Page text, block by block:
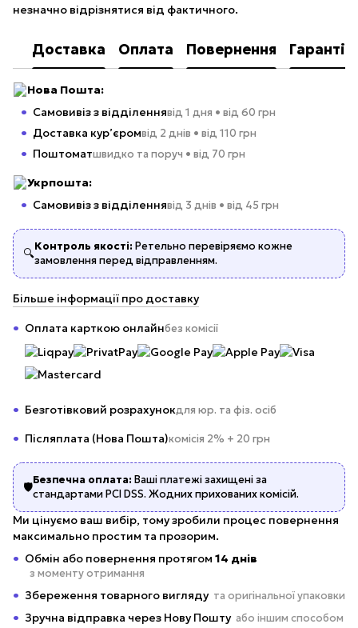
незначно відрізнятися від фактичного.
Доставка Оплата Повернення Гарантія
Нова Пошта:
Самовивіз з відділеннявід 1 дня • від 60 грн
Доставка кур’єромвід 2 днів • від 110 грн
Поштоматшвидко та поруч • від 70 грн
Укрпошта:
Самовивіз з відділеннявід 3 днів • від 45 грн
🔍
Контроль якості: Ретельно перевіряємо кожне
замовлення перед відправленням.
Більше інформації про доставку
Оплата карткою онлайнбез комісії
Безготівковий розрахунокдля юр. та фіз. осіб
Післяплата (Нова Пошта)комісія 2% + 20 грн
🛡️
Безпечна оплата: Ваші платежі захищені за
стандартами PCI DSS. Жодних прихованих комісій.
Ми цінуємо ваш вибір, тому зробили процес повернення
максимально простим та прозорим.
Обмін або повернення протягом 14 днів
з моменту отримання
Збереження товарного вигляду та оригінальної упаковки
Зручна відправка через Нову Пошту або іншим способом